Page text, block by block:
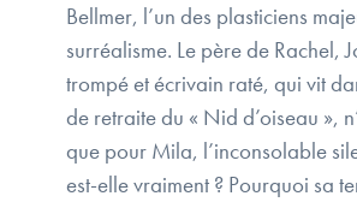
Bellmer, l’un des plasticiens
surréalisme. Le père de Rachel,
trompé et écrivain raté, qui vit
de retraite du « Nid d’oiseau »,
que pour Mila, l’inconsolable
est-elle vraiment ? Pourquoi sa